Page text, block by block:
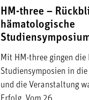
HM-three –
hämatologische
Mit HM-three gingen
Studiensymposien in
und die Veranstaltung